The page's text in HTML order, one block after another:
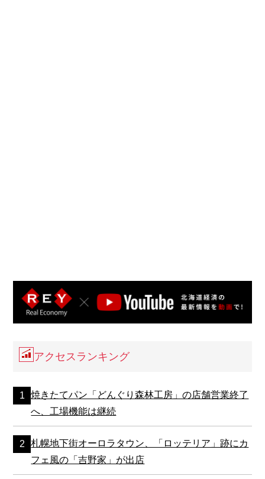
アクセスランキング
焼きたてパン「どんぐり森林工房」の店舗営業終了
へ、工場機能は継続
札幌地下街オーロラタウン、「ロッテリア」跡にカ
フェ風の「吉野家」が出店